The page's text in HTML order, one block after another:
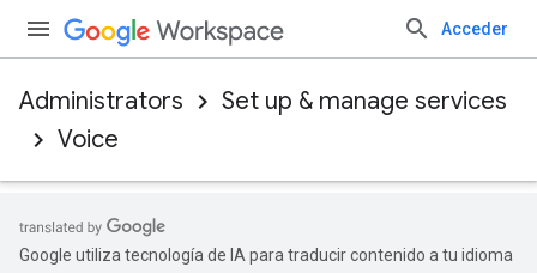
Acceder
Administrators
Set up & manage services
Voice
Google utiliza tecnología de IA para traducir contenido a tu idioma